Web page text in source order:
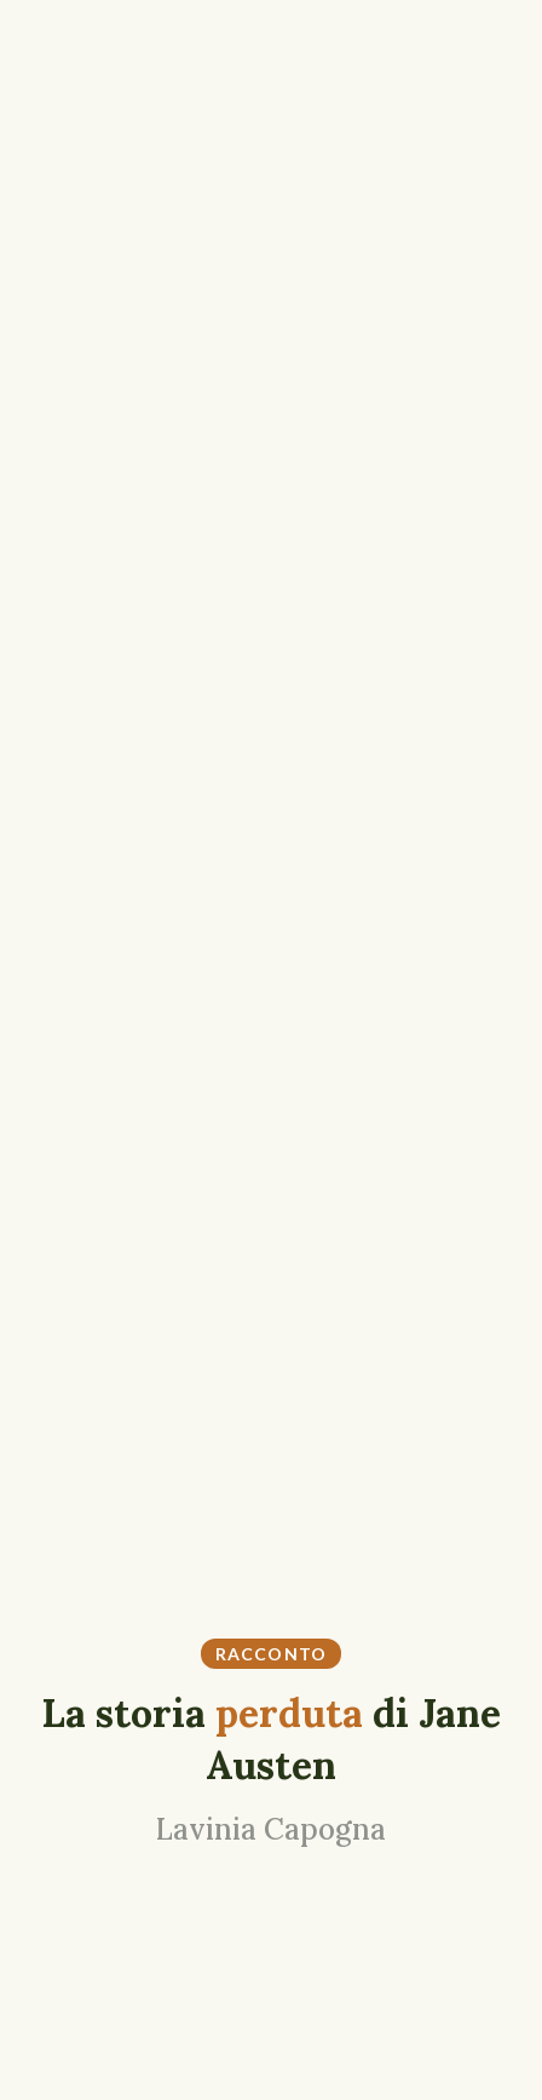
RACCONTO
La storia perduta di Jane
Austen
Lavinia Capogna